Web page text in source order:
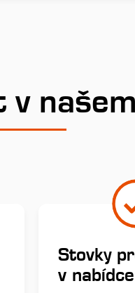
Stovky
v nabídce